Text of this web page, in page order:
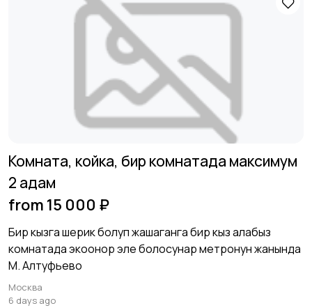
Комната, койка, бир комнатада максимум
2 адам
from 15 000 ₽
Бир кызга шерик болуп жашаганга бир кыз алабыз
комнатада экоонор эле болосунар метронун жанында
М. Алтуфьево
Москва
6 days ago